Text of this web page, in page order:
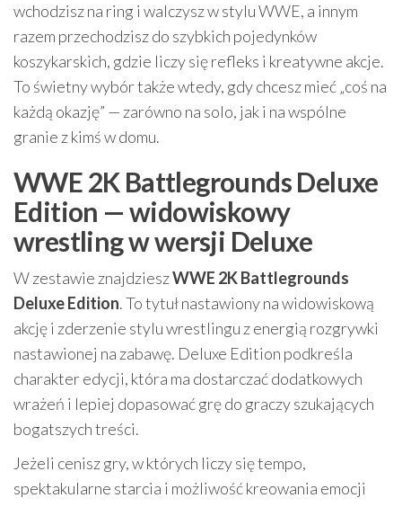
wchodzisz na ring i walczysz w stylu WWE, a innym
razem przechodzisz do szybkich pojedynków
koszykarskich, gdzie liczy się refleks i kreatywne akcje.
To świetny wybór także wtedy, gdy chcesz mieć „coś na
każdą okazję” — zarówno na solo, jak i na wspólne
granie z kimś w domu.
WWE 2K Battlegrounds Deluxe
Edition — widowiskowy
wrestling w wersji Deluxe
W zestawie znajdzieszWWE 2K Battlegrounds
Deluxe Edition. To tytuł nastawiony na widowiskową
akcję i zderzenie stylu wrestlingu z energią rozgrywki
nastawionej na zabawę. Deluxe Edition podkreśla
charakter edycji, która ma dostarczać dodatkowych
wrażeń i lepiej dopasować grę do graczy szukających
bogatszych treści.
Jeżeli cenisz gry, w których liczy się tempo,
spektakularne starcia i możliwość kreowania emocji